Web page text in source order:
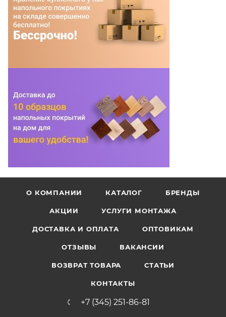
О КОМПАНИИ КАТАЛОГ БРЕНДЫ
АКЦИИ УСЛУГИ МОНТАЖА
ДОСТАВКА И ОПЛАТА ОПТОВИКАМ
ОТЗЫВЫ ВАКАНСИИ
ВОЗВРАТ ТОВАРА СТАТЬИ
КОНТАКТЫ
+7 (345) 251-86-81